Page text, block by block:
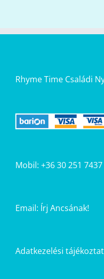
Rhyme Time Családi
Mobil: +36 30 251 7437
Email: Írj Ancsának!
Adatkezelési